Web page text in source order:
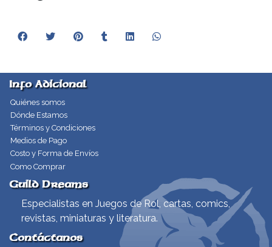
Info Adicional
Quiénes somos
Dónde Estamos
Términos y Condiciones
Medios de Pago
Costo y Forma de Envíos
Como Comprar
Guild Dreams
Especialistas en Juegos de Rol, cartas, comics,
revistas, miniaturas y literatura.
Contáctanos